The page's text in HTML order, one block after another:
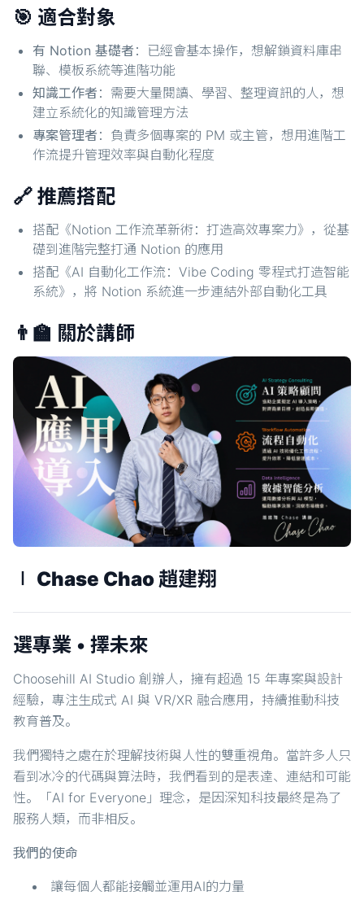
🎯 適合對象
有 Notion 基礎者 ：已經會基本操作，想解鎖資料庫串
聯、模板系統等進階功能
知識工作者 ：需要大量閱讀、學習、整理資訊的人，想
建立系統化的知識管理方法
專案管理者 ：負責多個專案的 PM 或主管，想用進階工
作流提升管理效率與自動化程度
🔗 推薦搭配
搭配《Notion 工作流革新術：打造高效專案力》，從基
礎到進階完整打通 Notion 的應用
搭配《AI 自動化工作流：Vibe Coding 零程式打造智能
系統》，將 Notion 系統進一步連結外部自動化工具
👨‍🏫 關於講師
∣ Chase Chao 趙建翔
選專業 • 擇未來
Choosehill AI Studio 創辦人，擁有超過 15 年專案與設計
經驗，專注生成式 AI 與 VR/XR 融合應用，持續推動科技
教育普及。
我們獨特之處在於理解技術與人性的雙重視角。當許多人只
看到冰冷的代碼與算法時，我們看到的是表達、連結和可能
性。「AI for Everyone」理念，是因深知科技最終是為了
服務人類，而非相反。
我們的使命
讓每個人都能接觸並運用AI的力量